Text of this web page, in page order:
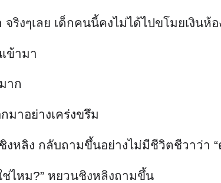
งๆเลย เด็กคนนี้คงไม่ได้ไปขโมยเงินห้อ
ข้ามา
าก
มาอย่างเคร่งขรึม
หลิง กลับถามขึ้นอย่างไม่มีชีวิตชีวาว่า
ช่ไหม?” หยวนชิงหลิงถามขึ้น